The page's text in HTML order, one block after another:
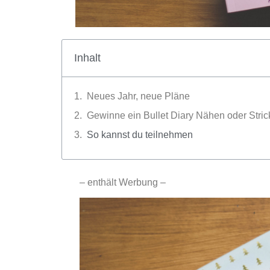
Inhalt
Neues Jahr, neue Pläne
Gewinne ein Bullet Diary Nähen oder
So kannst du teilnehmen
– enthält Werbung –